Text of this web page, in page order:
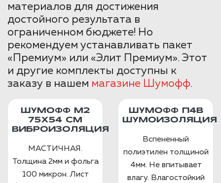
материалов для достижения
достойного результата в
ограниченном бюджете! Но
рекомендуем устанавливать пакет
«Премиум» или «Элит Премиум». Этот
и другие комплекты доступны к
заказу в нашем магазине Шумофф.
ШУМОФФ М2
75X54 СМ
ВИБРОИЗОЛЯЦИЯ
МАСТИЧНАЯ.
Толщина 2мм и фольга
100 микрон. Лист
ШУМОФФ П4В
ШУМОИЗОЛЯЦИЯ
Вспененный
полиэтилен толщиной
4мм. Не впитывает
влагу. Влагостойкий